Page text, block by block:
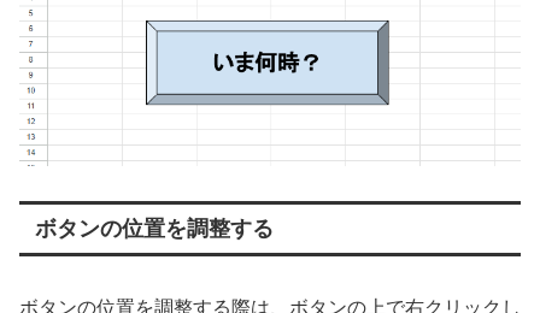
ボタンの位置を調整する
ボタンの位置を調整する際は、ボタンの上で右クリックし